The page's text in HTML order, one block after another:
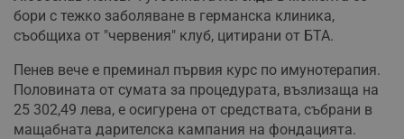
бори с тежко заболяване в германска клиника,
съобщиха от "червения" клуб, цитирани от БТА.
Пенев вече е преминал първия курс по имунотерапия.
Половината от сумата за процедурата, възлизаща на
25 302,49 лева, е осигурена от средствата, събрани в
мащабната дарителска кампания на фондацията.